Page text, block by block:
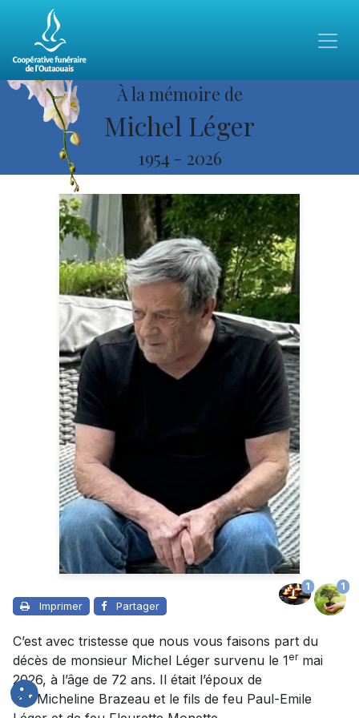
À la mémoire de
Michel Léger
1954 - 2026
Imprimer Partager
1 1
C’est avec tristesse que nous vous faisons part du
décès de monsieur Michel Léger survenu le 1ermai
2026, à l’âge de 72 ans. Il était l’époux de
feu Micheline Brazeau et le fils de feu Paul-Emile